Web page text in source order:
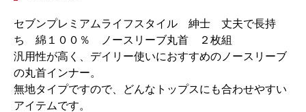
セブンプレミアムライフスタイル 紳士 丈夫で長持
ち 綿１００％ ノースリーブ丸首 ２枚組
汎用性が高く、デイリー使いにおすすめのノースリーブ
の丸首インナー。
無地タイプですので、どんなトップスにも合わせやすい
アイテムです。